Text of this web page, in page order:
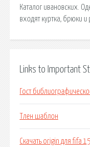
Каталог ивановских.
входят куртка, брюки
Links to Important
Гост
Тлен шаблон
Скачать origin для fifa 15